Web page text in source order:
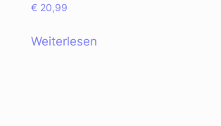
€ 20,99
Weiterlesen